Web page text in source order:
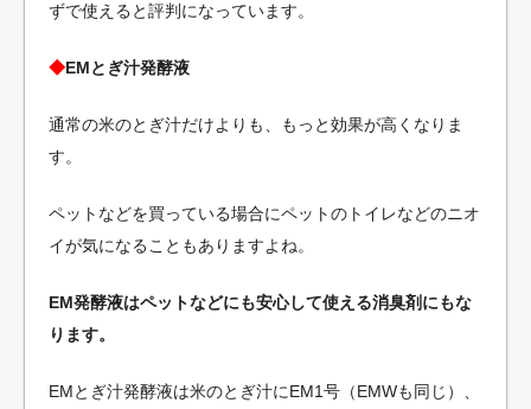
ずで使えると評判になっています。
◆EMとぎ汁発酵液
通常の米のとぎ汁だけよりも、もっと効果が高くなりま
す。
ペットなどを買っている場合にペットのトイレなどのニオ
イが気になることもありますよね。
EM発酵液はペットなどにも安心して使える消臭剤にもな
ります。
EMとぎ汁発酵液は米のとぎ汁にEM1号（EMWも同じ）、